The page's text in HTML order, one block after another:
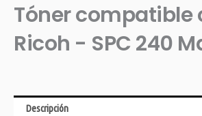
Tóner compatible
Ricoh - SPC 240
Descripción